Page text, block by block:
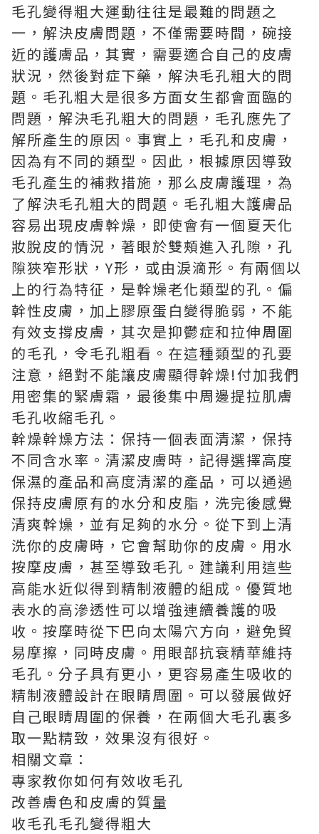
毛孔變得粗大運動往往是最難的問題之
一，解決皮膚問題，不僅需要時間，碗接
近的護膚品，其實，需要適合自己的皮膚
狀況，然後對症下藥，解決毛孔粗大的問
題。毛孔粗大是很多方面女生都會面臨的
問題，解決毛孔粗大的問題，毛孔應先了
解所產生的原因。事實上，毛孔和皮膚，
因為有不同的類型。因此，根據原因導致
毛孔產生的補救措施，那么皮膚護理，為
了解決毛孔粗大的問題。 毛孔粗大護膚品
容易出現皮膚幹燥，即使會有一個夏天化
妝脫皮的情況，著眼於雙頰進入孔隙，孔
隙狹窄形狀，Y形，或由淚滴形。有兩個以
上的行為特征，是幹燥老化類型的孔。偏
幹性皮膚，加上膠原蛋白變得脆弱，不能
有效支撐皮膚，其次是抑鬱症和拉伸周圍
的毛孔，令毛孔粗看。在這種類型的孔要
注意，絕對不能讓皮膚顯得幹燥!付加我們
用密集的緊膚霜，最後集中周邊提拉肌膚
毛孔收縮毛孔。
幹燥幹燥方法：保持一個表面清潔，保持
不同含水率。清潔皮膚時，記得選擇高度
保濕的產品和高度清潔的產品，可以通過
保持皮膚原有的水分和皮脂，洗完後感覺
清爽幹燥，並有足夠的水分。從下到上清
洗你的皮膚時，它會幫助你的皮膚。用水
按摩皮膚，甚至導致毛孔。建議利用這些
高能水近似得到精制液體的組成。優質地
表水的高滲透性可以增強連續養護的吸
收。按摩時從下巴向太陽穴方向，避免貿
易摩擦，同時皮膚。用眼部抗衰精華維持
毛孔。分子具有更小，更容易產生吸收的
精制液體設計在眼睛周圍。可以發展做好
自己眼睛周圍的保養，在兩個大毛孔裏多
取一點精致，效果沒有很好。
相關文章：
專家教你如何有效收毛孔
改善膚色和皮膚的質量
收毛孔毛孔變得粗大